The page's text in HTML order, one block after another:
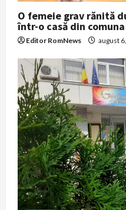
n
O femeie grav rănită
într-o casă din
Editor RomNews august